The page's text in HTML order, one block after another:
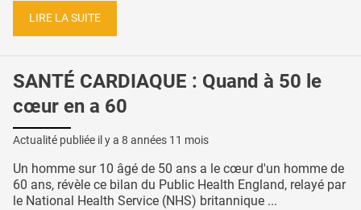
LIRE LA SUITE
SANTÉ CARDIAQUE : Quand à 50 le
cœur en a 60
Actualité publiée il y a 8 années 11 mois
Un homme sur 10 âgé de 50 ans a le cœur d'un homme de
60 ans, révèle ce bilan du Public Health England, relayé par
le National Health Service (NHS) britannique ...